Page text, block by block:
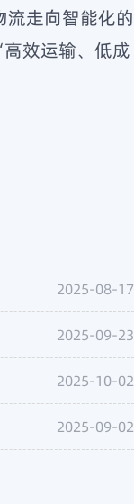
走向智能化的
效运输、低成
2025-08-17
2025-09-23
2025-10-02
2025-09-02